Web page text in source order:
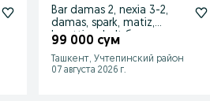
Bar damas 2, nexia 3-2,
damas, spark, matiz,
lacetti, cobalt,бар
99 000 сум
Ташкент, Учтепинский район
07 августа 2026 г.